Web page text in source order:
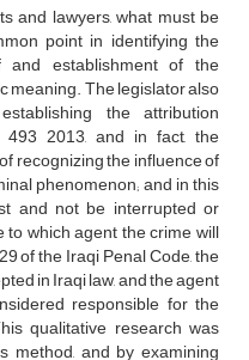
and lawyers, what must be
point in identifying the
establishment of the
meaning. The legislator also
the attribution
2013, and in fact, the
recognizing the influence of
phenomenon; and in this
and not be interrupted or
which agent the crime will
of the Iraqi Penal Code, the
in Iraqi law, and the agent
responsible for the
qualitative research was
method, and by examining